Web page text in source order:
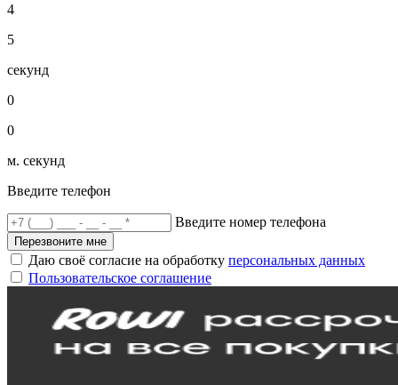
4
5
секунд
0
0
м. секунд
Введите телефон
Введите номер телефона
Перезвоните мне
Даю своё согласие на обработку персональных данных
Пользовательское соглашение